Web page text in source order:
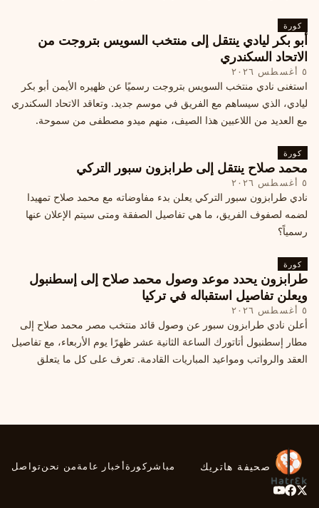
كورة
أبو بكر ليادي ينتقل إلى منتخب السويس بتروجت من
الاتحاد السكندري
٥ أغسطس ٢٠٢٦
استغنى نادي منتخب السويس بتروجت رسميًا عن ظهيره الأيمن أبو بكر
ليادي، الذي سيساهم مع الفريق في موسم جديد. وتعاقد الاتحاد السكندري
مع العديد من اللاعبين هذا الصيف، منهم ميدو مصطفى من سموحة.
كورة
محمد صلاح ينتقل إلى طرابزون سبور التركي
٥ أغسطس ٢٠٢٦
نادي طرابزون سبور التركي يعلن بدء مفاوضاته مع محمد صلاح تمهيدا
لضمه لصفوف الفريق، ما هي تفاصيل الصفقة ومتى سيتم الإعلان عنها
رسمياً؟
كورة
طرابزون يحدد موعد وصول محمد صلاح إلى إسطنبول
ويعلن تفاصيل استقباله في تركيا
٥ أغسطس ٢٠٢٦
أعلن نادي طرابزون سبور عن وصول قائد منتخب مصر محمد صلاح إلى
مطار إسطنبول أتاتورك الساعة الثانية عشر ظهرًا يوم الأربعاء، مع تفاصيل
العقد والرواتب ومواعيد المباريات القادمة. تعرف على كل ما يتعلق
صحيفة هاتريك مباشر كورةأخبار عامةمن نحنتواصل